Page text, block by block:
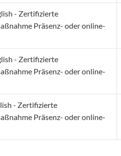
- Zertifizierte
Präsenz- oder online-
- Zertifizierte
Präsenz- oder online-
- Zertifizierte
Präsenz- oder online-